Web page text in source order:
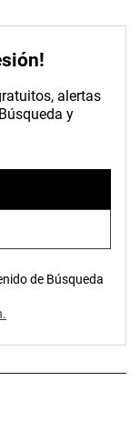
alertas
y
de Búsqueda